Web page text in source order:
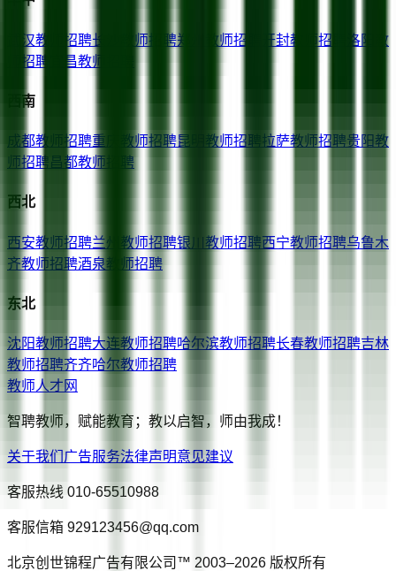
武汉教师招聘长沙 教师招聘郑州 教师招聘 开封教师招聘 洛阳
教
师招聘
宜昌教师招聘
西南
成都教师招聘重庆 教师招聘昆明 教师招聘 拉萨教师招聘贵阳 教
师招聘昌都教师招聘
西北
西安教师招聘兰州 教师招聘银川 教师招聘西宁教师招聘乌鲁木
齐教师招聘酒泉教师招聘
东北
沈阳教师招聘大连教师招聘哈尔滨教师招聘长春教师招聘吉林
教师招聘齐齐哈尔教师招聘
教师人才网
智聘教师，赋能教育；教以启智，师由我成！
关于我们 广告服务法律声明意见建议
客服热线 010-65510988
客服信箱 929123456@qq.com
北京创世锦程广告有限公司™ 2003–2026 版权所有